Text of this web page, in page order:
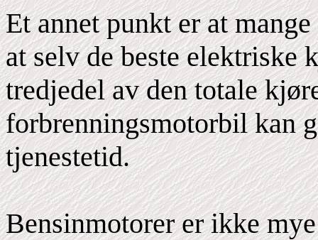
Et annet punkt er at
at selv de beste elektriske
tredjedel av den totale
forbrenningsmotorbil kan
tjenestetid.
Bensinmotorer er ikke